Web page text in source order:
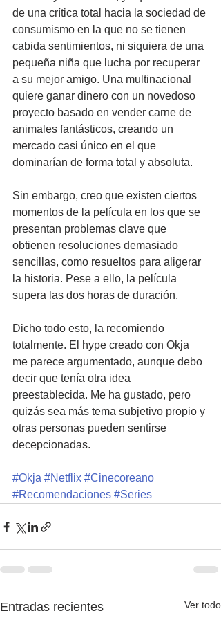
de una crítica total hacia la sociedad de
consumismo en la que no se tienen
cabida sentimientos, ni siquiera de una
pequeña niña que lucha por recuperar
a su mejor amigo. Una multinacional
quiere ganar dinero con un novedoso
proyecto basado en vender carne de
animales fantásticos, creando un
mercado casi único en el que
dominarían de forma total y absoluta.
Sin embargo, creo que existen ciertos
momentos de la película en los que se
presentan problemas clave que
obtienen resoluciones demasiado
sencillas, como resueltos para aligerar
la historia. Pese a ello, la película
supera las dos horas de duración.
Dicho todo esto, la recomiendo
totalmente. El hype creado con Okja
me parece argumentado, aunque debo
decir que tenía otra idea
preestablecida. Me ha gustado, pero
quizás sea más tema subjetivo propio y
otras personas pueden sentirse
decepcionadas.
#Okja #Netflix #Cinecoreano
#Recomendaciones #Series
Entradas recientes Ver todo